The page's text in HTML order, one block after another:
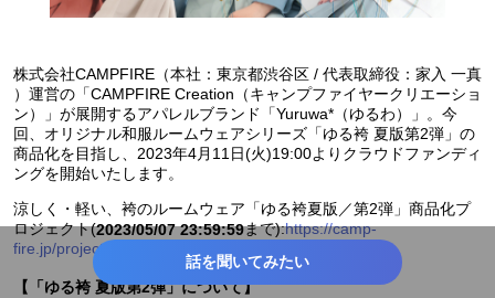
株式会社CAMPFIRE（本社：東京都渋谷区 / 代表取締役：家入 一真
）運営の「CAMPFIRE Creation（キャンプファイヤークリエーショ
ン）」が展開するアパレルブランド「Yuruwa*（ゆるわ）」。今
回、オリジナル和服ルームウェアシリーズ「ゆる袴 夏版第2弾」の
商品化を目指し、2023年4月11日(火)19:00よりクラウドファンディ
ングを開始いたします。
涼しく・軽い、袴のルームウェア「ゆる袴夏版／第2弾」商品化プ
ロジェクト(2023/05/07 23:59:59まで):https://camp-
fire.jp/projects/view/661279
【「ゆる袴 夏版第2弾」について】
話を聞いてみたい